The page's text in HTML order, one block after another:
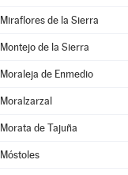
Miraflores de la Sierra
Montejo de la Sierra
Moraleja de Enmedio
Moralzarzal
Morata de Tajuña
Móstoles